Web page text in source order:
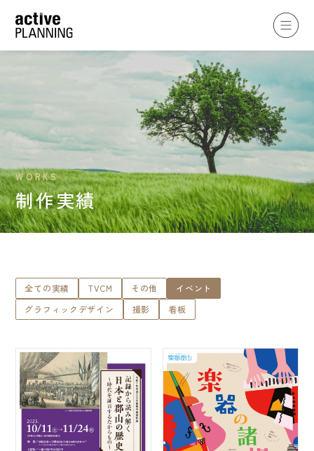
WORKS
制作実績
全ての実績 TVCM その他
イベント
グラフィックデザイン
撮影 看板